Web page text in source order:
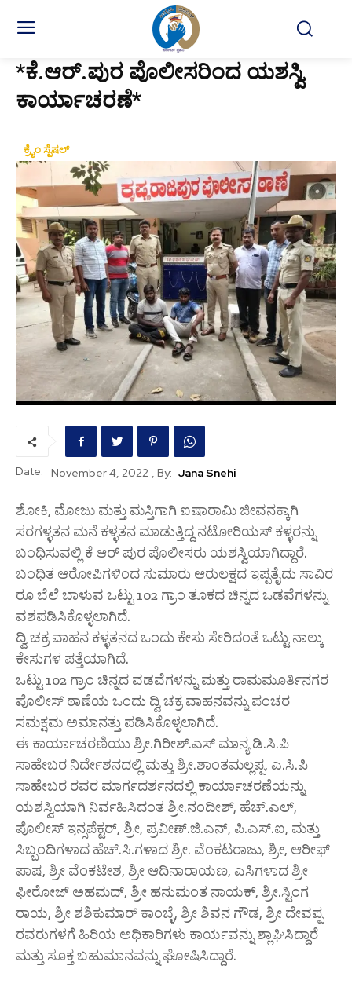
*ಕೆ.ಆರ್.ಪುರ ಪೊಲೀಸರಿಂದ ಯಶಸ್ವಿ
ಕಾರ್ಯಾಚರಣೆ*
ಕ್ರೈಂ ಸ್ಪೆಷಲ್
Date: November 4, 2022 , By: Jana Snehi
ಶೋಕಿ, ಮೋಜು ಮತ್ತು ಮಸ್ತಿಗಾಗಿ ಐಷಾರಾಮಿ ಜೀವನಕ್ಕಾಗಿ
ಸರಗಳ್ಳತನ ಮನೆ ಕಳ್ಳತನ ಮಾಡುತ್ತಿದ್ದ ನಟೋರಿಯಸ್ ಕಳ್ಳರನ್ನು
ಬಂಧಿಸುವಲ್ಲಿ ಕೆ ಆರ್ ಪುರ ಪೊಲೀಸರು ಯಶಸ್ವಿಯಾಗಿದ್ದಾರೆ.
ಬಂಧಿತ ಆರೋಪಿಗಳಿಂದ ಸುಮಾರು ಆರುಲಕ್ಷದ ಇಪ್ಪತೈದು ಸಾವಿರ
ರೂ ಬೆಲೆ ಬಾಳುವ ಒಟ್ಟು 102 ಗ್ರಾಂ ತೂಕದ ಚಿನ್ನದ ಒಡವೆಗಳನ್ನು
ವಶಪಡಿಸಿಕೊಳ್ಳಲಾಗಿದೆ.
ದ್ವಿ ಚಕ್ರ ವಾಹನ ಕಳ್ಳತನದ ಒಂದು ಕೇಸು ಸೇರಿದಂತೆ ಒಟ್ಟು ನಾಲ್ಕು
ಕೇಸುಗಳ ಪತ್ತೆಯಾಗಿದೆ.
ಒಟ್ಟು 102 ಗ್ರಾಂ ಚಿನ್ನದ ವಡವೆಗಳನ್ನು ಮತ್ತು ರಾಮಮೂರ್ತಿನಗರ
ಪೊಲೀಸ್ ಠಾಣೆಯ ಒಂದು ದ್ವಿ ಚಕ್ರ ವಾಹನವನ್ನು ಪಂಚರ
ಸಮಕ್ಷಮ ಅಮಾನತ್ತು ಪಡಿಸಿಕೊಳ್ಳಲಾಗಿದೆ.
ಈ ಕಾರ್ಯಾಚರಣಿಯು ಶ್ರೀ.ಗಿರೀಶ್.ಎಸ್ ಮಾನ್ಯ ಡಿ.ಸಿ.ಪಿ
ಸಾಹೇಬರ ನಿರ್ದೇಶನದಲ್ಲಿ ಮತ್ತು ಶ್ರೀ.ಶಾಂತಮಲ್ಲಪ್ಪ, ಎ.ಸಿ.ಪಿ
ಸಾಹೇಬರ ರವರ ಮಾರ್ಗದರ್ಶನದಲ್ಲಿ ಕಾರ್ಯಾಚರಣೆಯನ್ನು
ಯಶಸ್ವಿಯಾಗಿ ನಿರ್ವಹಿಸಿದಂತ ಶ್ರೀ.ನಂದೀಶ್, ಹೆಚ್.ಎಲ್,
ಪೊಲೀಸ್ ಇನ್ಸಪೆಕ್ಟರ್, ಶ್ರೀ, ಪ್ರವೀಣ್.ಜಿ.ಎನ್, ಪಿ.ಎಸ್.ಐ, ಮತ್ತು
ಸಿಬ್ಬಂದಿಗಳಾದ ಹೆಚ್.ಸಿ.ಗಳಾದ ಶ್ರೀ. ವೆಂಕಟರಾಜು, ಶ್ರೀ, ಆರೀಫ್
ಪಾಷ, ಶ್ರೀ ವೆಂಕಟೇಶ, ಶ್ರೀ ಆದಿನಾರಾಯಣ, ಎಸಿಗಳಾದ ಶ್ರೀ
ಫೀರೋಜ್‌ ಅಹಮದ್‌, ಶ್ರೀ ಹನುಮಂತ ನಾಯಕ್, ಶ್ರೀ.ಸ್ಟಿಂಗ
ರಾಯ, ಶ್ರೀ ಶಶಿಕುಮಾರ್ ಕಾಂಬ್ಳೆ, ಶ್ರೀ ಶಿವನ ಗೌಡ, ಶ್ರೀ ದೇವಪ್ಪ
ರವರುಗಳಗೆ ಹಿರಿಯ ಅಧಿಕಾರಿಗಳು ಕಾರ್ಯವನ್ನು ಶ್ಲಾಘಿಸಿದ್ದಾರೆ
ಮತ್ತು ಸೂಕ್ತ ಬಹುಮಾನವನ್ನು ಘೋಷಿಸಿದ್ದಾರೆ.